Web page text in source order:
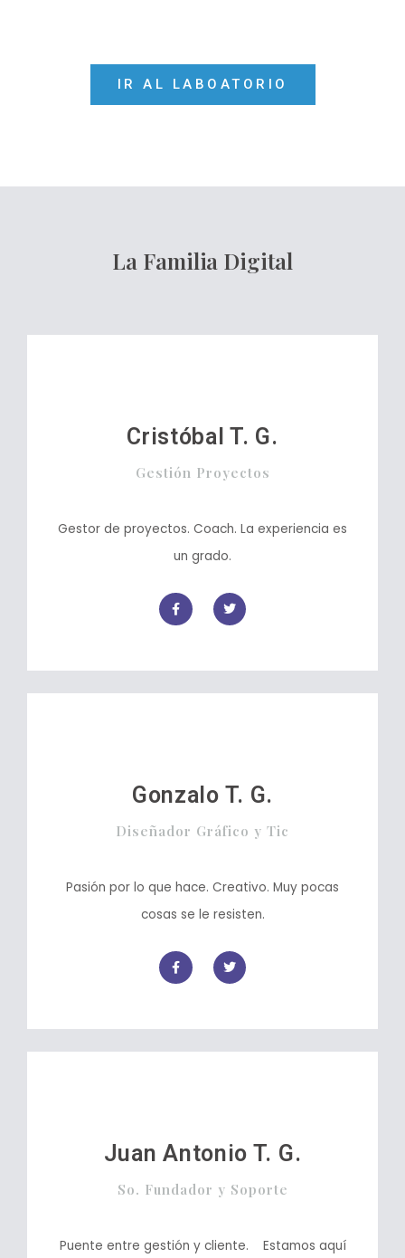
IR AL LABOATORIO
La Familia Digital
Cristóbal T. G.
Gestión Proyectos
Gestor de proyectos. Coach. La experiencia es
un grado.
Gonzalo T. G.
Diseñador Gráfico y Tic
Pasión por lo que hace. Creativo. Muy pocas
cosas se le resisten.
Juan Antonio T. G.
So. Fundador y Soporte
Puente entre gestión y cliente. Estamos aquí